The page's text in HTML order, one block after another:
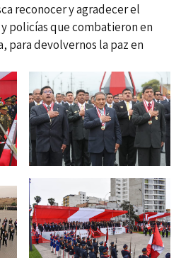
reconocer y agradecer el
policías que combatieron en
para devolvernos la paz en